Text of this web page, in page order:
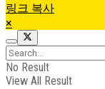
링크 복사
×
No Result
View All Result